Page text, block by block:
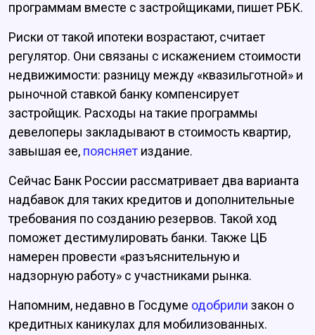
программам вместе с застройщиками, пишет РБК.
Риски от такой ипотеки возрастают, считает
регулятор. Они связаны с искажением стоимости
недвижимости: разницу между «квазильготной» и
рыночной ставкой банку компенсирует
застройщик. Расходы на такие программы
девелоперы закладывают в стоимость квартир,
завышая ее, поясняет издание.
Сейчас Банк России рассматривает два варианта
надбавок для таких кредитов и дополнительные
требования по созданию резервов. Такой ход
поможет дестимулировать банки. Также ЦБ
намерен провести «разъяснительную и
надзорную работу» с участниками рынка.
Напомним, недавно в Госдуме одобрили закон о
кредитных каникулах для мобилизованных.